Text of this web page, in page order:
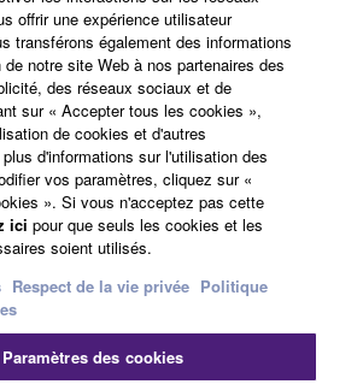
contacter Conditions d'utilisation
la vie privéePolitique relative aux cookies
offrir une expérience utilisateur
transférons également des informations
notre site Web à nos partenaires des
des réseaux sociaux et de
sur « Accepter tous les cookies »,
de cookies et d'autres
d'informations sur l'utilisation des
vos paramètres, cliquez sur «
». Si vous n'acceptez pas cette
ici pour que seuls les cookies et les
soient utilisés.
Respect de la vie privée Politique
Paramètres des cookies